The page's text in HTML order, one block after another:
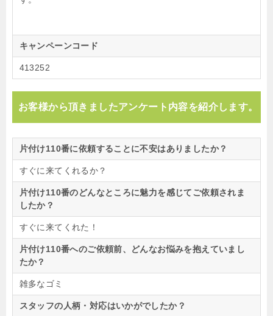
キャンペーンコード
413252
お客様から頂きましたアンケート内容を紹介します。
片付け110番に依頼することに不安はありましたか？
すぐに来てくれるか？
片付け110番のどんなところに魅力を感じてご依頼されま
したか？
すぐに来てくれた！
片付け110番へのご依頼前、どんなお悩みを抱えていまし
たか？
雑多なゴミ
スタッフの人柄・対応はいかがでしたか？